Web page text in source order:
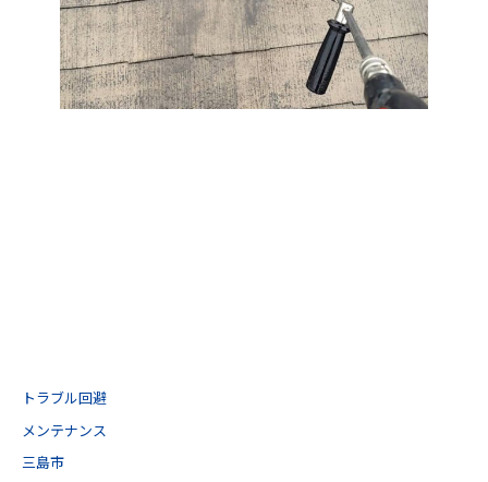
トラブル回避
メンテナンス
三島市